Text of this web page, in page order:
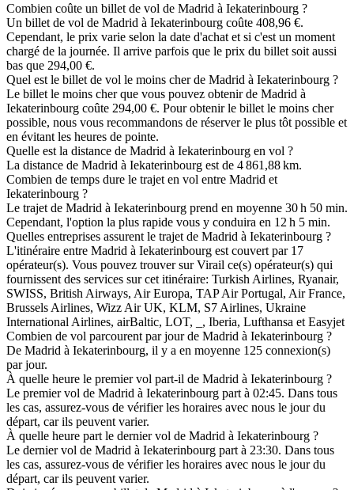
Combien coûte un billet de vol de Madrid à Iekaterinbourg ?
Un billet de vol de Madrid à Iekaterinbourg coûte 408,96 €.
Cependant, le prix varie selon la date d'achat et si c'est un moment
chargé de la journée. Il arrive parfois que le prix du billet soit aussi
bas que 294,00 €.
Quel est le billet de vol le moins cher de Madrid à Iekaterinbourg ?
Le billet le moins cher que vous pouvez obtenir de Madrid à
Iekaterinbourg coûte 294,00 €. Pour obtenir le billet le moins cher
possible, nous vous recommandons de réserver le plus tôt possible et
en évitant les heures de pointe.
Quelle est la distance de Madrid à Iekaterinbourg en vol ?
La distance de Madrid à Iekaterinbourg est de 4 861,88 km.
Combien de temps dure le trajet en vol entre Madrid et
Iekaterinbourg ?
Le trajet de Madrid à Iekaterinbourg prend en moyenne 30 h 50 min.
Cependant, l'option la plus rapide vous y conduira en 12 h 5 min.
Quelles entreprises assurent le trajet de Madrid à Iekaterinbourg ?
L'itinéraire entre Madrid à Iekaterinbourg est couvert par 17
opérateur(s). Vous pouvez trouver sur Virail ce(s) opérateur(s) qui
fournissent des services sur cet itinéraire: Turkish Airlines, Ryanair,
SWISS, British Airways, Air Europa, TAP Air Portugal, Air France,
Brussels Airlines, Wizz Air UK, KLM, S7 Airlines, Ukraine
International Airlines, airBaltic, LOT, _, Iberia, Lufthansa et Easyjet
Combien de vol parcourent par jour de Madrid à Iekaterinbourg ?
De Madrid à Iekaterinbourg, il y a en moyenne 125 connexion(s)
par jour.
À quelle heure le premier vol part-il de Madrid à Iekaterinbourg ?
Le premier vol de Madrid à Iekaterinbourg part à 02:45. Dans tous
les cas, assurez-vous de vérifier les horaires avec nous le jour du
départ, car ils peuvent varier.
À quelle heure part le dernier vol de Madrid à Iekaterinbourg ?
Le dernier vol de Madrid à Iekaterinbourg part à 23:30. Dans tous
les cas, assurez-vous de vérifier les horaires avec nous le jour du
départ, car ils peuvent varier.